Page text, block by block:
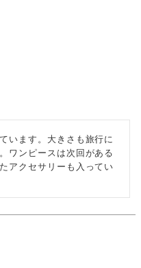
います。大きさも旅行に
ワンピースは次回がある
アクセサリーも入ってい